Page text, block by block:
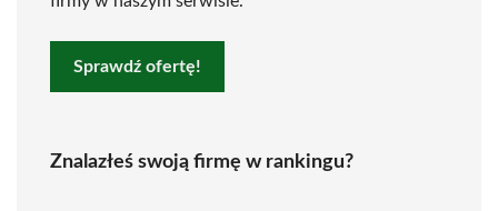
Sprawdź ofertę!
Znalazłeś swoją firmę w rankingu?